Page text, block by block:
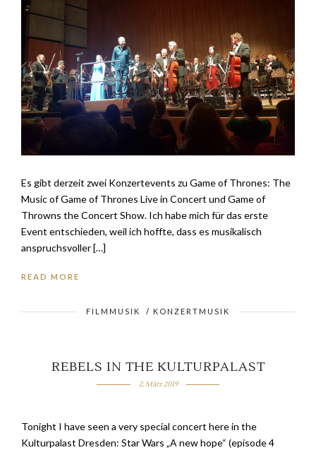
Es gibt derzeit zwei Konzertevents zu Game of Thrones: The
Music of Game of Thrones Live in Concert und Game of
Throwns the Concert Show. Ich habe mich für das erste
Event entschieden, weil ich hoffte, dass es musikalisch
anspruchsvoller […]
READ MORE
FILMMUSIK / KONZERTMUSIK
REBELS IN THE KULTURPALAST
2. März 2019
Tonight I have seen a very special concert here in the
Kulturpalast Dresden: Star Wars „A new hope“ (episode 4